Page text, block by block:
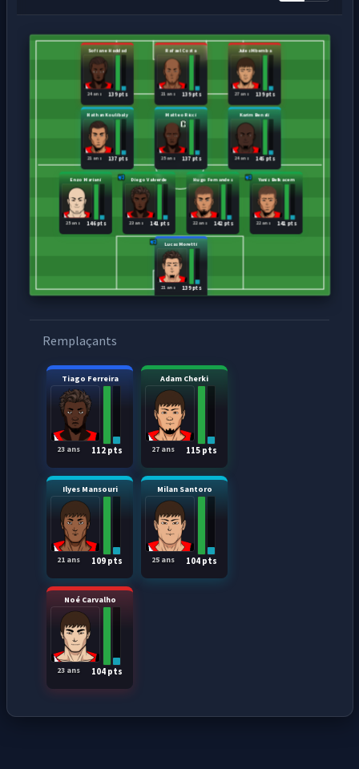
Lucas Moretti
139 pts
21 ans
Enzo Mariani
146 pts
25 ans
Diego Valverde
141 pts
23 ans
Hugo Fernandes
142 pts
22 ans
Yanis Belkacem
141 pts
22 ans
Nathan Koulibaly
137 pts
21 ans
Matteo Ricci
137 pts
25 ans
Karim Benali
145 pts
24 ans
Sofiane Haddad
139 pts
24 ans
Rafael Costa
139 pts
21 ans
Jules Mbemba
139 pts
27 ans
Remplaçants
Tiago Ferreira
112 pts
23 ans
Adam Cherki
115 pts
27 ans
Ilyes Mansouri
109 pts
21 ans
Milan Santoro
104 pts
25 ans
Noé Carvalho
104 pts
23 ans